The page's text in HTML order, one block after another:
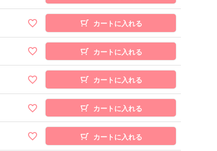
カートに入れる
カートに入れる
カートに入れる
カートに入れる
カートに入れる